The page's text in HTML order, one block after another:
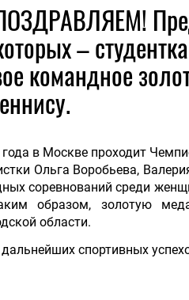
–
командное
в Москве проходит
Ольга Воробьева,
соревнований среди
образом, золотую
области.
спортивных